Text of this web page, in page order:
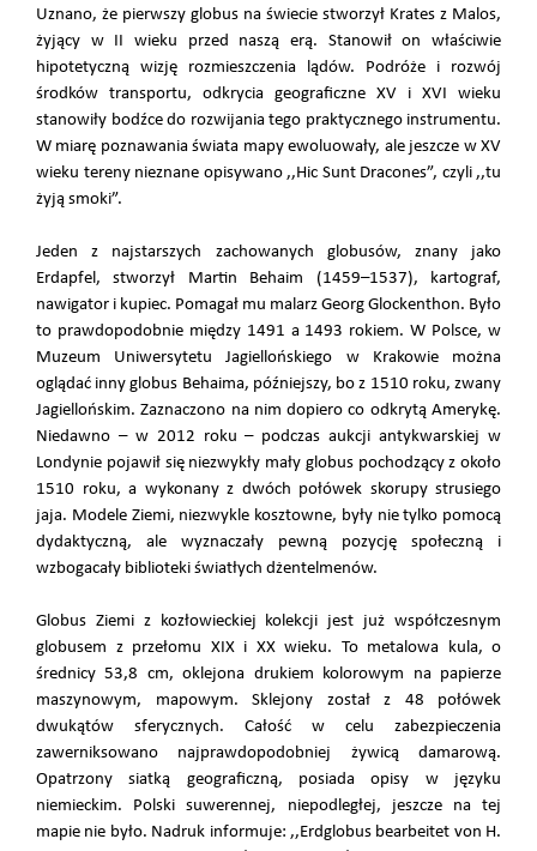
Uznano, że pierwszy globus na świecie stworzył Krates z Malos,
żyjący w II wieku przed naszą erą. Stanowił on właściwie
hipotetyczną wizję rozmieszczenia lądów. Podróże i rozwój
środków transportu, odkrycia geograficzne XV i XVI wieku
stanowiły bodźce do rozwijania tego praktycznego instrumentu.
W miarę poznawania świata mapy ewoluowały, ale jeszcze w XV
wieku tereny nieznane opisywano ,,Hic Sunt Dracones”, czyli ,,tu
żyją smoki”.
Jeden z najstarszych zachowanych globusów, znany jako
Erdapfel, stworzył Martin Behaim (1459–1537), kartograf,
nawigator i kupiec. Pomagał mu malarz Georg Glockenthon. Było
to prawdopodobnie między 1491 a 1493 rokiem. W Polsce, w
Muzeum Uniwersytetu Jagiellońskiego w Krakowie można
oglądać inny globus Behaima, późniejszy, bo z 1510 roku, zwany
Jagiellońskim. Zaznaczono na nim dopiero co odkrytą Amerykę.
Niedawno – w 2012 roku – podczas aukcji antykwarskiej w
Londynie pojawił się niezwykły mały globus pochodzący z około
1510 roku, a wykonany z dwóch połówek skorupy strusiego
jaja. Modele Ziemi, niezwykle kosztowne, były nie tylko pomocą
dydaktyczną, ale wyznaczały pewną pozycję społeczną i
wzbogacały biblioteki światłych dżentelmenów.
Globus Ziemi z kozłowieckiej kolekcji jest już współczesnym
globusem z przełomu XIX i XX wieku. To metalowa kula, o
średnicy 53,8 cm, oklejona drukiem kolorowym na papierze
maszynowym, mapowym. Sklejony został z 48 połówek
dwukątów sferycznych. Całość w celu zabezpieczenia
zawerniksowano najprawdopodobniej żywicą damarową.
Opatrzony siatką geograficzną, posiada opisy w języku
niemieckim. Polski suwerennej, niepodległej, jeszcze na tej
mapie nie było. Nadruk informuje: ,,Erdglobus bearbeitet von H.